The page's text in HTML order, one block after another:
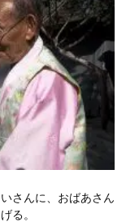
さんに、おばあさん
る。